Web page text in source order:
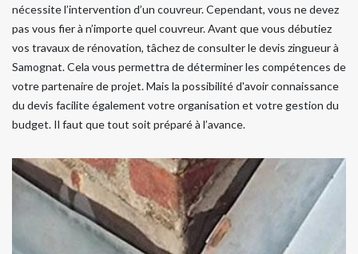
nécessite l’intervention d’un couvreur. Cependant, vous ne devez
pas vous fier à n’importe quel couvreur. Avant que vous débutiez
vos travaux de rénovation, tâchez de consulter le devis zingueur à
Samognat. Cela vous permettra de déterminer les compétences de
votre partenaire de projet. Mais la possibilité d'avoir connaissance
du devis facilite également votre organisation et votre gestion du
budget. Il faut que tout soit préparé à l’avance.